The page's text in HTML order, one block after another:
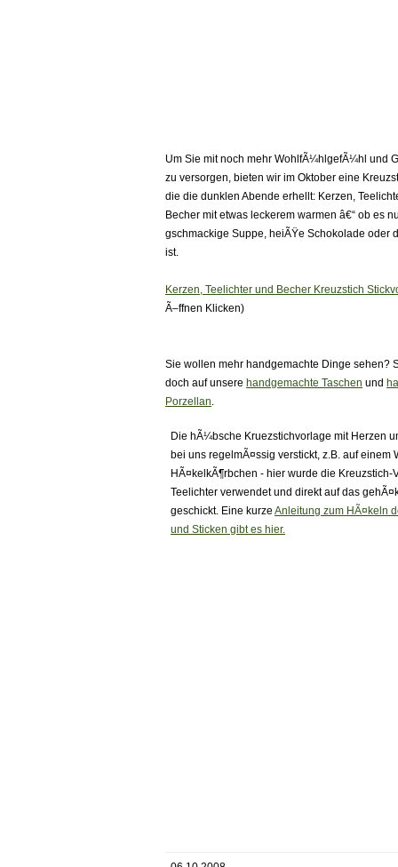
Um Sie mit noch mehr WohlfÃ¼hlgefÃ¼hl und
zu versorgen, bieten wir im Oktober eine
die die dunklen Abende erhellt: Kerzen,
Becher mit etwas leckerem warmen â€“ ob es
gschmackige Suppe, heiÃŸe Schokolade oder
ist.
Kerzen, Teelichter und Becher Kreuzstich
Ã–ffnen Klicken)
Sie wollen mehr handgemachte Dinge sehen?
doch auf unsere handgemachte Taschen und
Porzellan.
Die hÃ¼bsche Kruezstichvorlage mit Herzen
bei uns regelmÃ¤ssig verstickt, z.B. auf einem
HÃ¤kelkÃ¶rbchen - hier wurde die Kreuzstich-
Teelichter verwendet und direkt auf das
geschickt. Eine kurze Anleitung zum HÃ¤keln
und Sticken gibt es hier.